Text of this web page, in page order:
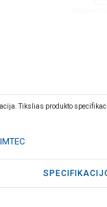
Tikslias produkto